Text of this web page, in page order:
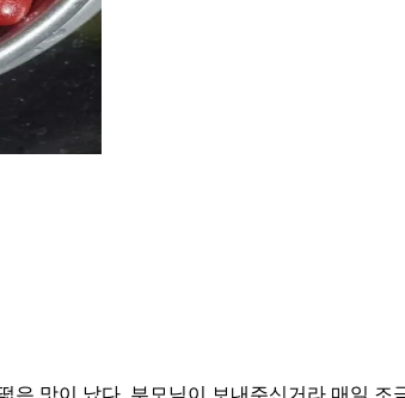
맛이 났다. 부모님이 보내주신거라 매일